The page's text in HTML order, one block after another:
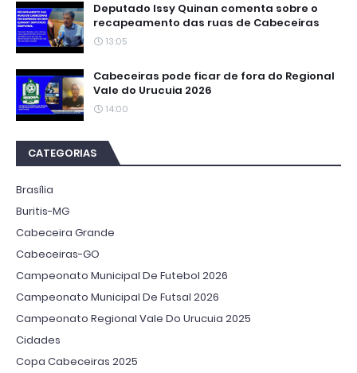
Deputado Issy Quinan comenta sobre o
recapeamento das ruas de Cabeceiras
13:05
Cabeceiras pode ficar de fora do Regional
Vale do Urucuia 2026
14:00
CATEGORIAS
Brasília
Buritis-MG
Cabeceira Grande
Cabeceiras-GO
Campeonato Municipal De Futebol 2026
Campeonato Municipal De Futsal 2026
Campeonato Regional Vale Do Urucuia 2025
Cidades
Copa Cabeceiras 2025